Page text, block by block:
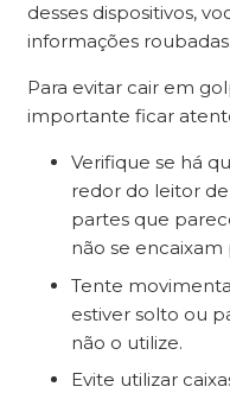
desses dispositivos,
informações roubadas.
Para evitar cair em
importante ficar
Verifique se há
redor do leitor
partes que
não se
Tente
estiver solto ou
não o utilize.
Evite utilizar